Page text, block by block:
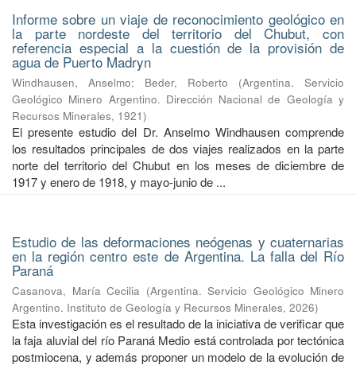
Informe sobre un viaje de reconocimiento geológico en
la parte nordeste del territorio del Chubut, con
referencia especial a la cuestión de la provisión de
agua de Puerto Madryn
Windhausen, Anselmo; Beder, Roberto (Argentina. Servicio
Geológico Minero Argentino. Dirección Nacional de Geología y
Recursos Minerales, 1921)
El presente estudio del Dr. Anselmo Windhausen comprende
los resultados principales de dos viajes realizados en la parte
norte del territorio del Chubut en los meses de diciembre de
1917 y enero de 1918, y mayo-junio de ...
Estudio de las deformaciones neógenas y cuaternarias
en la región centro este de Argentina. La falla del Río
Paraná
Casanova, María Cecilia (Argentina. Servicio Geológico Minero
Argentino. Instituto de Geología y Recursos Minerales, 2026)
Esta investigación es el resultado de la iniciativa de verificar que
la faja aluvial del río Paraná Medio está controlada por tectónica
postmiocena, y además proponer un modelo de la evolución de